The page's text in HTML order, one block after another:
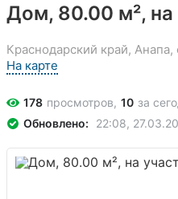
Дом, 80.00 м², на
Краснодарский край,
На карте
178 просмотров, 10 за
Обновлено:
22:08,